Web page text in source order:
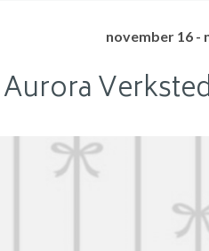
november 16 -
Aurora